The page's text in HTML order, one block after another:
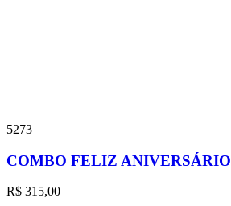
5273
COMBO FELIZ ANIVERSÁRIO
R$ 315,00